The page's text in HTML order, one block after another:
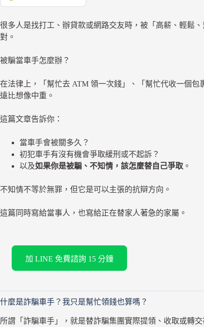
很多人是找打工、辦貸款或網路交友時，被「高薪、輕鬆
對。
被騙當車手怎麼辦？
在法律上，「幫忙去 ATM 領一次錢」、「幫忙代收一個
遠比想像中重。
這篇文章告訴你：
當車手會被關多久？
初犯車手有沒有機會爭取緩刑或不起訴？
以及如果你是被騙、不知情，該怎麼替自己爭取 。
不知情不等於無罪，但它是可以主張的抗辯方向。
這篇同時寫給當事人，也寫給正在替家人著急的家屬。
加 LINE 免費諮詢 15 分鐘
什麼是詐騙車手？我只是幫忙領錢也算嗎？
所謂「詐騙車手」，就是替詐騙集團實際提領、收取或轉